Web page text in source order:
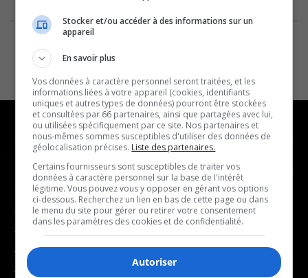
NOUVELLES
- Affaires municipales
- Communauté / Social
- Culture
- Économie
- Éducation
MUSIQUE
- Décompte franco
- Joué récemment
BALADOS
Stocker et/ou accéder à des informations sur un
appareil
En savoir plus
Vos données à caractère personnel seront traitées, et les
informations liées à votre appareil (cookies, identifiants
uniques et autres types de données) pourront être stockées
et consultées par 66 partenaires, ainsi que partagées avec lui,
ou utilisées spécifiquement par ce site. Nos partenaires et
nous-mêmes sommes susceptibles d'utiliser des données de
géolocalisation précises. Liste des partenaires.
Certains fournisseurs sont susceptibles de traiter vos
données à caractère personnel sur la base de l'intérêt
légitime. Vous pouvez vous y opposer en gérant vos options
ci-dessous. Recherchez un lien en bas de cette page ou dans
le menu du site pour gérer ou retirer votre consentement
dans les paramètres des cookies et de confidentialité.
Autoriser